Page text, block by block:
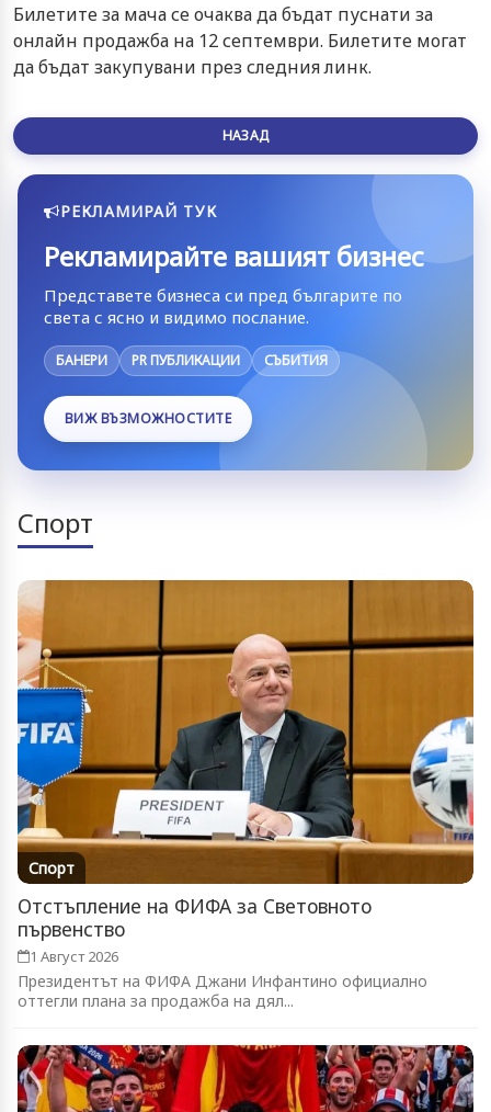
Билетите за мача се очаква да бъдат пуснати за
онлайн продажба на 12 септември. Билетите могат
да бъдат закупувани през следния линк.
НАЗАД
РЕКЛАМИРАЙ ТУК
Рекламирайте вашият бизнес
Представете бизнеса си пред българите по
света с ясно и видимо послание.
БАНЕРИ PR ПУБЛИКАЦИИ СЪБИТИЯ
ВИЖ ВЪЗМОЖНОСТИТЕ
Спорт
Спорт
Отстъпление на ФИФА за Световното
първенство
1 Август 2026
Президентът на ФИФА Джани Инфантино официално
оттегли плана за продажба на дял...